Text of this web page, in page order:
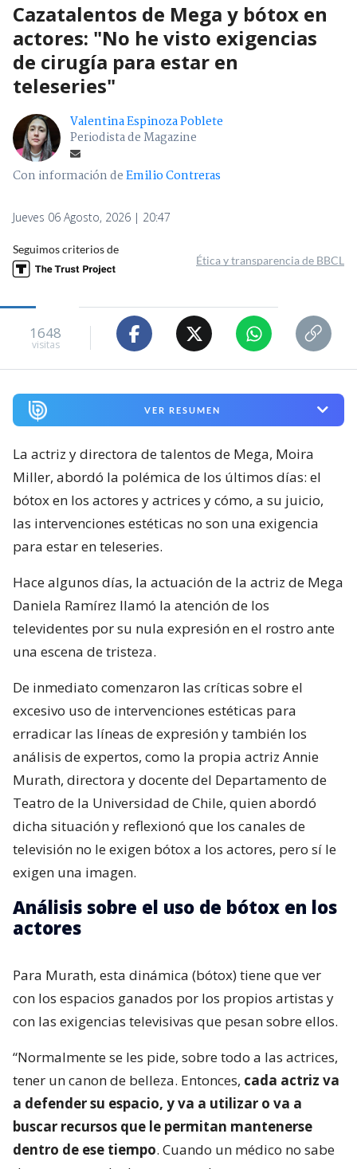
Cazatalentos de Mega y bótox en
actores: "No he visto exigencias
de cirugía para estar en
teleseries"
Valentina Espinoza Poblete
Periodista de Magazine
Con información deEmilio Contreras
Jueves 06 Agosto, 2026 | 20:47
Seguimos criterios de
Ética y transparencia de BBCL
1648
visitas
VER RESUMEN
La actriz y directora de talentos de Mega, Moira
Miller, abordó la polémica de los últimos días: el
bótox en los actores y actrices y cómo, a su juicio,
las intervenciones estéticas no son una exigencia
para estar en teleseries.
Hace algunos días, la actuación de la actriz de Mega
Daniela Ramírez llamó la atención de los
televidentes por su nula expresión en el rostro ante
una escena de tristeza.
De inmediato comenzaron las críticas sobre el
excesivo uso de intervenciones estéticas para
erradicar las líneas de expresión y también los
análisis de expertos, como la propia actriz Annie
Murath, directora y docente del Departamento de
Teatro de la Universidad de Chile, quien abordó
dicha situación y reflexionó que los canales de
televisión no le exigen bótox a los actores, pero sí le
exigen una imagen.
Análisis sobre el uso de bótox en los
actores
Para Murath, esta dinámica (bótox) tiene que ver
con los espacios ganados por los propios artistas y
con las exigencias televisivas que pesan sobre ellos.
“Normalmente se les pide, sobre todo a las actrices,
tener un canon de belleza. Entonces, cada actriz va
a defender su espacio, y va a utilizar o va a
buscar recursos que le permitan mantenerse
dentro de ese tiempo. Cuando un médico no sabe